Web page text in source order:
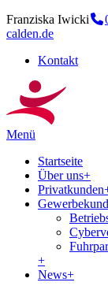
Franziska Iwicki
calden.de
Kontakt
Menü
Startseite
Über uns+
Privatkunden
+
News+